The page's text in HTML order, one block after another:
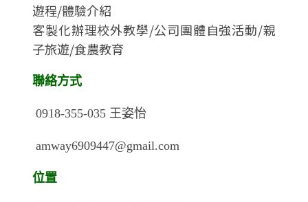
遊程/體驗介紹
客製化辦理校外教學/公司團體自強活動/親
子旅遊/食農教育
聯絡方式
0918-355-035 王姿怡
amway6909447@gmail.com
位置